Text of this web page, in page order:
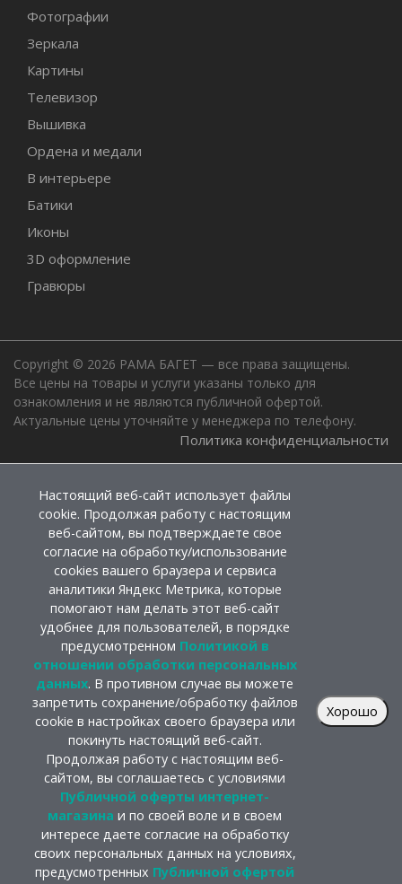
Фотографии
Зеркала
Картины
Телевизор
Вышивка
Ордена и медали
В интерьере
Батики
Иконы
3D оформление
Гравюры
Copyright © 2026 РАМА БАГЕТ — все права защищены.
Все цены на товары и услуги указаны только для
ознакомления и не являются публичной офертой.
Актуальные цены уточняйте у менеджера по телефону.
Политика конфиденциальности
Настоящий веб-сайт использует файлы
cookie. Продолжая работу с настоящим
веб-сайтом, вы подтверждаете свое
согласие на обработку/использование
cookies вашего браузера и сервиса
аналитики Яндекс Метрика, которые
помогают нам делать этот веб-сайт
удобнее для пользователей, в порядке
предусмотренном Политикой в
отношении обработки персональных
данных. В противном случае вы можете
запретить сохранение/обработку файлов
cookie в настройках своего браузера или
покинуть настоящий веб-сайт.
Продолжая работу с настоящим веб-
сайтом, вы соглашаетесь с условиями
Публичной оферты интернет-
магазина и по своей воле и в своем
интересе даете согласие на обработку
своих персональных данных на условиях,
предусмотренных Публичной офертой
Хорошо